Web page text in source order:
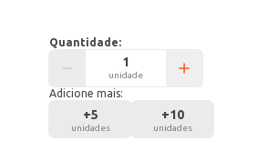
Quantidade:
unidade
Adicione mais:
+5
unidades
+10
unidades